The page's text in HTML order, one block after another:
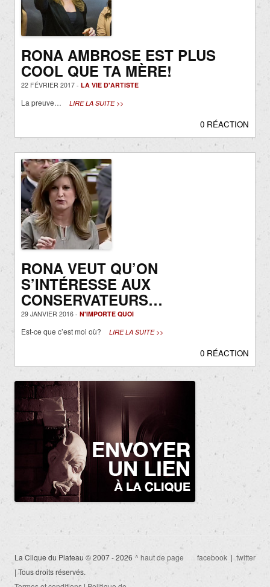
RONA AMBROSE EST PLUS
COOL QUE TA MÈRE!
22 FÉVRIER 2017 - LA VIE D'ARTISTE
La preuve… LIRE LA SUITE >>
0 RÉACTION
RONA VEUT QU’ON
S’INTÉRESSE AUX
CONSERVATEURS…
29 JANVIER 2016 - N'IMPORTE QUOI
Est-ce que c’est moi où? LIRE LA SUITE >>
0 RÉACTION
La Clique du Plateau © 2007 - 2026
| Tous droits réservés.
^ haut de page facebook | twitter